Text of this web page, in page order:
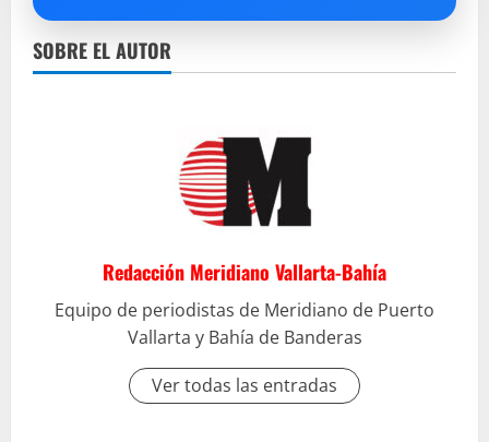
SOBRE EL AUTOR
Redacción Meridiano Vallarta-Bahía
Equipo de periodistas de Meridiano de Puerto
Vallarta y Bahía de Banderas
Ver todas las entradas